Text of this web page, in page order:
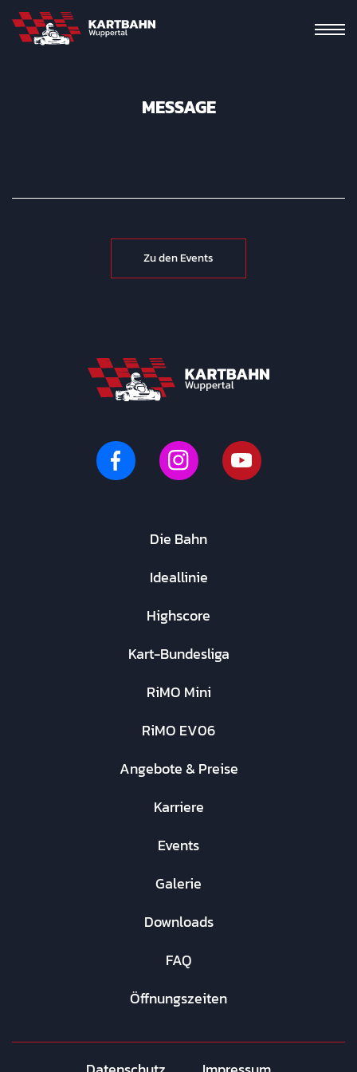
MESSAGE
Zu den Events
Die Bahn
Ideallinie
Highscore
Kart-Bundesliga
RiMO Mini
RiMO EV06
Angebote & Preise
Karriere
Events
Galerie
Downloads
FAQ
Öffnungszeiten